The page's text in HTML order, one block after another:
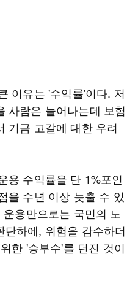
이유는 '수익률'이다. 저
사람은 늘어나는데 보험
기금 고갈에 대한 우려
용 수익률을 단 1%포인
을 수년 이상 늦출 수 있
용만으로는 국민의 노
하에, 위험을 감수하더
한 '승부수'를 던진 것이